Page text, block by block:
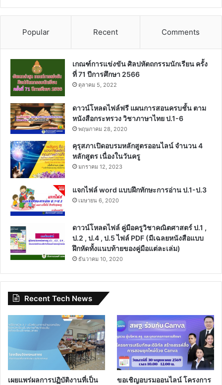
Popular Recent Comments
เกณฑ์การแข่งขัน ศิลปหัตถกรรมนักเรียน ครั้ง
ที่ 71 ปีการศึกษา 2566
ตุลาคม 5, 2022
ดาวน์โหลดไฟล์ฟรี แผนการสอนครบชั้น ตาม
หนังสือกระทรวง วิชาภาษาไทย ป.1-6
พฤษภาคม 28, 2020
คุรุสภาเปิดอบรมหลักสูตรออนไลน์ จำนวน 4
หลักสูตร เนื่องในวันครู
มกราคม 12, 2023
แจกไฟล์ word แบบฝึกทักษะการอ่าน ป.1-ป.3
เมษายน 6, 2020
ดาวน์โหลดไฟล์ คู่มือครูวิชาคณิตศาสตร์ ป.1 ,
ป.2 , ป.4 , ป.5 ไฟล์ PDF (มีเฉลยหนังสือแบบ
ฝึกหัดทั้งแนบท้ายของคู่มือแต่ละเล่ม)
ธันวาคม 10, 2020
Recent Tech News
เผยแพร่ผลการปฏิบัติงานที่เป็น
ขอเชิญอบรมออนไลน์ โครงการ